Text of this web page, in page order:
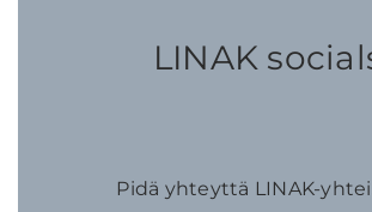
LINAK
Pidä yhteyttä LINAK-